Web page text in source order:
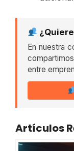
En nuestra
entre
Artículos